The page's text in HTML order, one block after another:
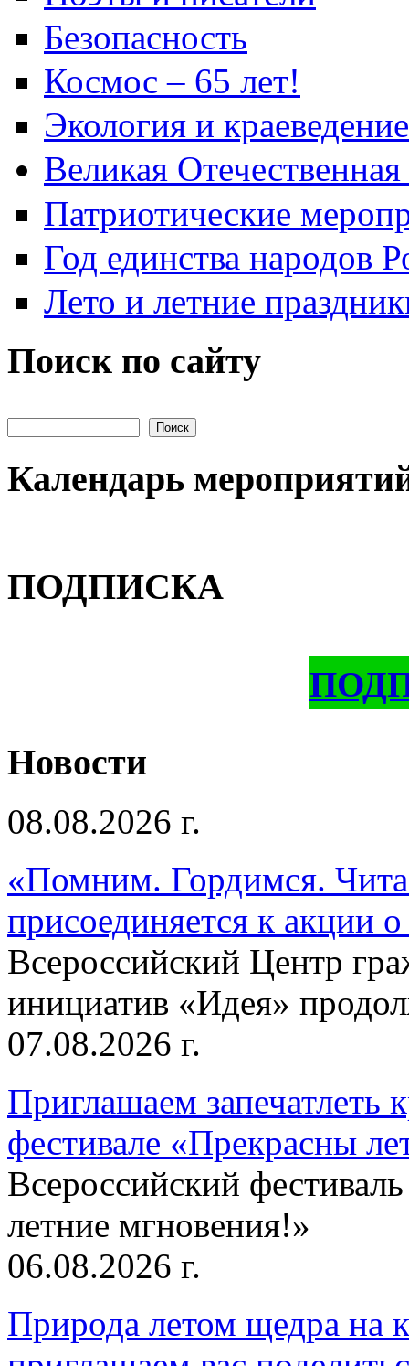
Безопасность
Космос – 65 лет!
Экология и краеведение
Великая
Патриотические
Год единства народов
Лето и летние
Поиск по сайту
Календарь
ПОДПИСКА
Новости
08.08.2026 г.
«Помним. Гордимся.
присоединяется к акции
Всероссийский Центр
инициатив «Идея»
07.08.2026 г.
Приглашаем запечатлеть
фестивале «Прекрасны
Всероссийский
летние мгновения!»
06.08.2026 г.
Природа летом щедра на